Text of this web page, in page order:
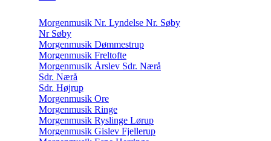
Morgenmusik Nr. Lyndelse Nr. Søby
Nr Søby
Morgenmusik Dømmestrup
Morgenmusik Freltofte
Morgenmusik Årslev Sdr. Nærå
Sdr. Nærå
Sdr. Højrup
Morgenmusik Ore
Morgenmusik Ringe
Morgenmusik Ryslinge Lørup
Morgenmusik Gislev Fjellerup